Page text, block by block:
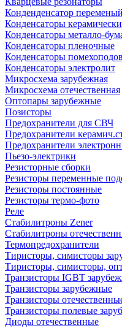
Конденденсатор
Конденсаторы
Конденсаторы металло-
Конденсаторы пленочные
Конденсаторы
Конденсаторы электролит
Микросхема зарубежная
Микросхема отечественная
Оптопары зарубежные
Позисторы
Предохранители для СВЧ
Предохранители
Предохранители
Пьезо-электрики
Резисторные сборки
Резисторы переменные
Резисторы постоянные
Резисторы термо-фото
Реле
Стабилитроны Zener
Стабилитроны
Термопредохранители
Тиристоры, симисторы
Тиристоры, симисторы,
Транзисторы IGBT
Транзисторы зарубежные
Транзисторы
Транзисторы полевые
Диоды отечественные